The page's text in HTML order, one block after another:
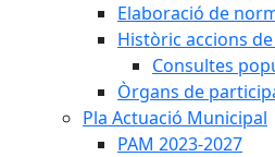
Elaboració de
Històric accions
Consultes
Òrgans de
Pla Actuació Municipal
PAM 2023-2027